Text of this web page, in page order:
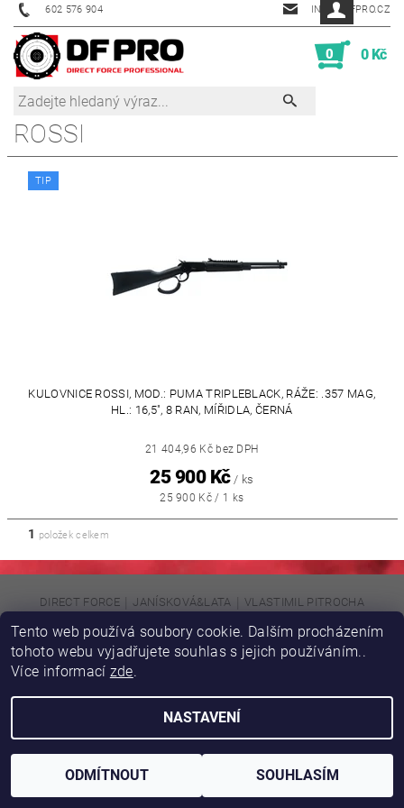
602 576 904 INFO@DFPRO.CZ
0 0 Kč
ROSSI
TIP
KULOVNICE ROSSI, MOD.: PUMA TRIPLEBLACK, RÁŽE: .357 MAG,
HL.: 16,5", 8 RAN, MÍŘIDLA, ČERNÁ
21 404,96 Kč bez DPH
25 900 Kč / ks
25 900 Kč / 1 ks
1 položek celkem
DIRECT FORCE | JANÍSKOVÁ&LATA | VLASTIMIL PITROCHA
2026 © DIRFORPRO, všechna práva vyhrazena Upravit nastavení cookies
Tento web používá soubory cookie. Dalším procházením
tohoto webu vyjadřujete souhlas s jejich používáním..
Více informací zde.
NASTAVENÍ
ODMÍTNOUT SOUHLASÍM